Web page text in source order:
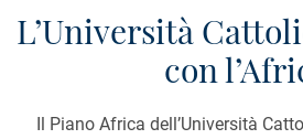
L’Università
con
Il Piano Africa dell’Università